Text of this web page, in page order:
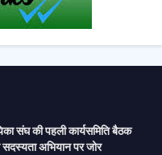
संघ की पहली कार्यसमिति बैठक
अभियान पर जोर